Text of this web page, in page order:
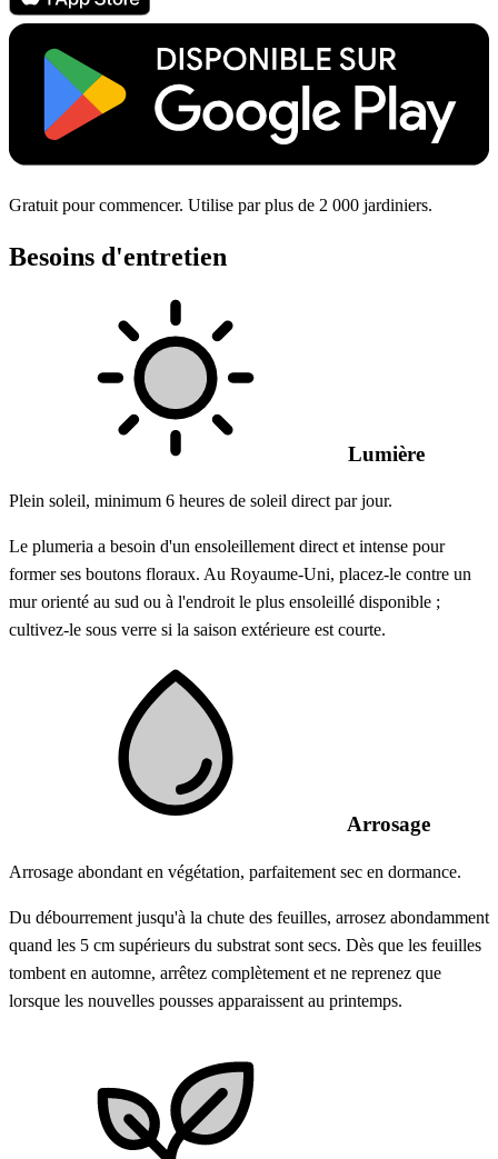
Gratuit pour commencer. Utilise par plus de 2 000 jardiniers.
Besoins d'entretien
Lumière
Plein soleil, minimum 6 heures de soleil direct par jour.
Le plumeria a besoin d'un ensoleillement direct et intense pour
former ses boutons floraux. Au Royaume-Uni, placez-le contre un
mur orienté au sud ou à l'endroit le plus ensoleillé disponible ;
cultivez-le sous verre si la saison extérieure est courte.
Arrosage
Arrosage abondant en végétation, parfaitement sec en dormance.
Du débourrement jusqu'à la chute des feuilles, arrosez abondamment
quand les 5 cm supérieurs du substrat sont secs. Dès que les feuilles
tombent en automne, arrêtez complètement et ne reprenez que
lorsque les nouvelles pousses apparaissent au printemps.